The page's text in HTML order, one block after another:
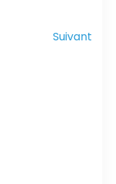
Suivant